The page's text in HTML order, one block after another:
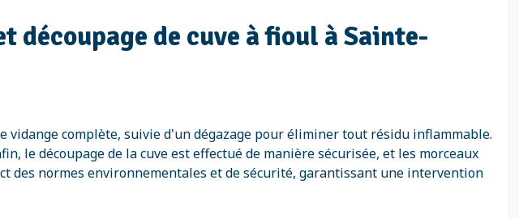
découpage de cuve à fioul à Sainte-
vidange complète, suivie d'un dégazage pour éliminer tout résidu inflammable.
le découpage de la cuve est effectué de manière sécurisée, et les morceaux
des normes environnementales et de sécurité, garantissant une intervention